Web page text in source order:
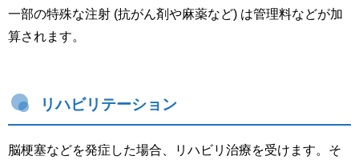
一部の特殊な注射 (抗がん剤や麻薬など) は管理料などが加
算されます。
リハビリテーション
脳梗塞などを発症した場合、リハビリ治療を受けます。そ